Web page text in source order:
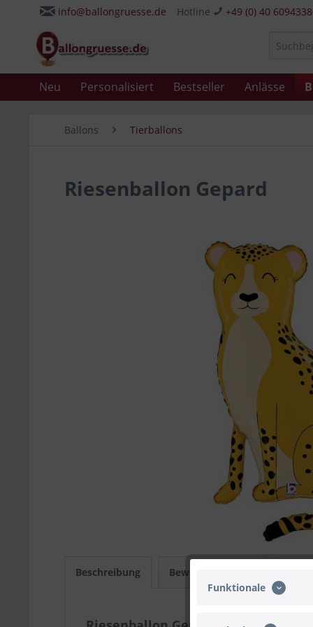
info@ballongruesse.de Hotline +49 (0) 40
Neu Personalisiert Bestseller Anlässe
Ballons Tierballons
Riesenballon Gepard
Beschreibung Bewertungen
Funktionale